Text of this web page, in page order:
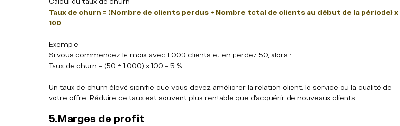
Taux de churn = (Nombre de clients perdus ÷ Nombre total de clients au début de la période) x
100
Exemple
Si vous commencez le mois avec 1 000 clients et en perdez 50, alors :
Taux de churn = (50 ÷ 1 000) x 100 = 5 %
Un taux de churn élevé signifie que vous devez améliorer la relation client, le service ou la qualité de
votre offre. Réduire ce taux est souvent plus rentable que d’acquérir de nouveaux clients.
5.Marges de profit